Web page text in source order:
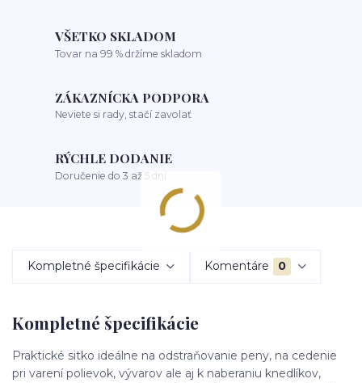
VŠETKO SKLADOM
Tovar na 99 % držíme skladom
ZÁKAZNÍCKA PODPORA
Neviete si rady, stačí zavolať
RÝCHLE DODANIE
Doručenie do 3 až 5 dní
Kompletné špecifikácie Komentáre 0
Kompletné špecifikácie
Praktické sitko ideálne na odstraňovanie peny, na cedenie
pri varení polievok, vývarov ale aj k naberaniu knedlíkov,